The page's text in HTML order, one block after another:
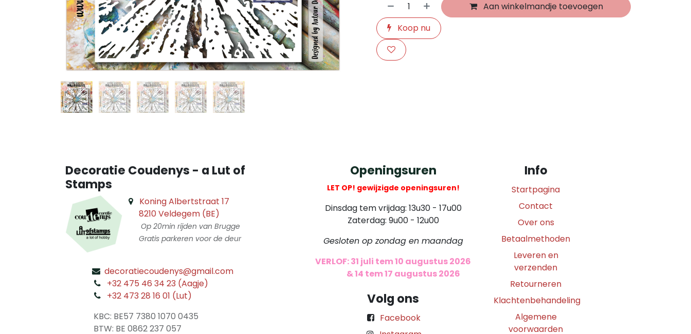
Aan winkelmandje toevoegen
Koop nu
Decoratie Coudenys - a Lut of
Stamps
Koning Albertstraat 17
8210 Veldegem (BE)
Op 20min rijden van Brugge
Gratis parkeren voor de deur
decoratiecoudenys@gmail.com
+32 475 46 34 23 (Aagje)
+32 473 28 16 01 (Lut)
KBC: BE57 7380 1070 0435
​ BTW: BE 0862 237 057
Openingsuren
LET OP! gewijzigde openingsuren!
Dinsdag tem vrijdag: 13u30 - 17u00
Zaterdag: 9u00 - 12u00
Gesloten op zondag en maandag
VERLOF: 31 juli tem 10 augustus 2026
& 14 tem 17 augustus 2026
Info
Startpagina
Contact
Over ons
Betaalmethoden
Leveren en
verzenden
Retourneren
Klachtenbehandeling
Algemene
voorwaarden
Volg ons
Facebook